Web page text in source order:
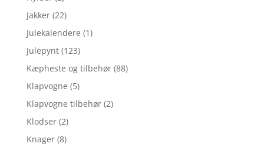
Jakker (22)
Julekalendere (1)
Julepynt (123)
Kæpheste og tilbehør (88)
Klapvogne (5)
Klapvogne tilbehør (2)
Klodser (2)
Knager (8)